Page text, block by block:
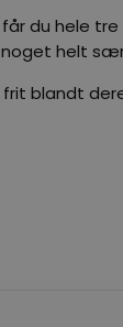
du hele tre
helt
blandt